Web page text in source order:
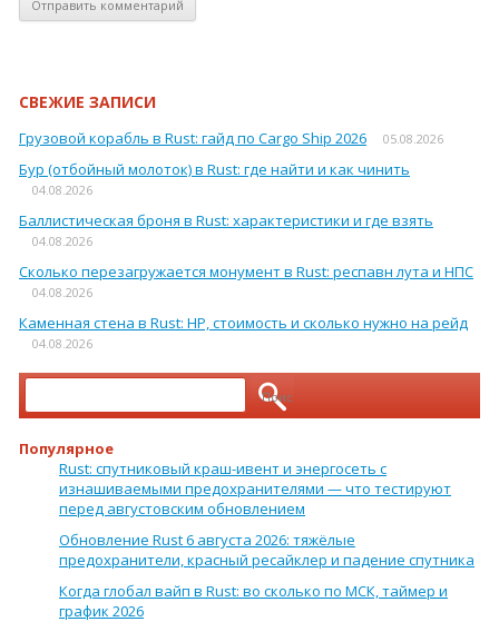
СВЕЖИЕ ЗАПИСИ
Грузовой корабль в Rust: гайд по Cargo Ship 2026 05.08.2026
Бур (отбойный молоток) в Rust: где найти и как чинить
04.08.2026
Баллистическая броня в Rust: характеристики и где взять
04.08.2026
Сколько перезагружается монумент в Rust: респавн лута и НПС
04.08.2026
Каменная стена в Rust: HP, стоимость и сколько нужно на рейд
04.08.2026
Найти:
Популярное
Rust: спутниковый краш-ивент и энергосеть с
изнашиваемыми предохранителями — что тестируют
перед августовским обновлением
Обновление Rust 6 августа 2026: тяжёлые
предохранители, красный ресайклер и падение спутника
Когда глобал вайп в Rust: во сколько по МСК, таймер и
график 2026